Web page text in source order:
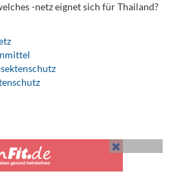
-netz eignet sich für Thailand?